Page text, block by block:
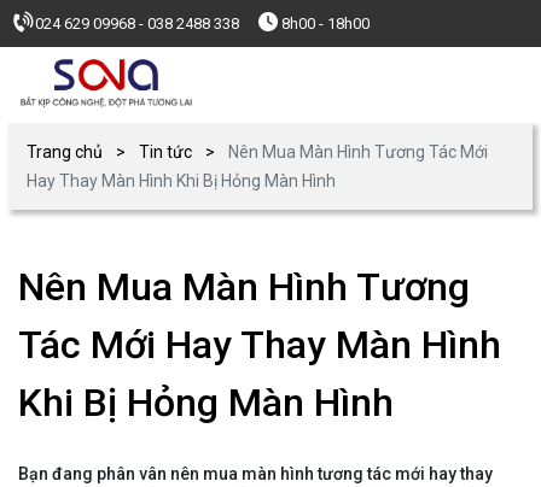
024 629 09968 - 038 2488 338 8h00 - 18h00
Trang chủ Tin tức
Nên Mua Màn Hình Tương Tác Mới
Hay Thay Màn Hình Khi Bị Hỏng Màn Hình
Nên Mua Màn Hình Tương
Tác Mới Hay Thay Màn Hình
Khi Bị Hỏng Màn Hình
Bạn đang phân vân nên mua màn hình tương tác mới hay thay